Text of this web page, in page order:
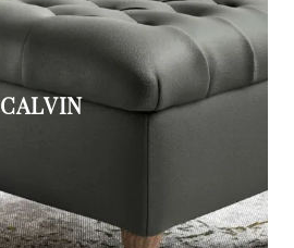
CALVIN